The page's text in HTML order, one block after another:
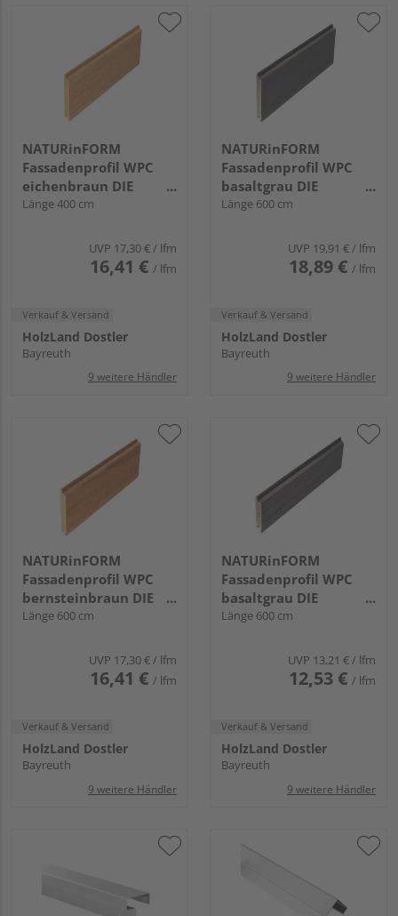
NATURinFORM
Fassadenprofil WPC
eichenbraun DIE
GESTALTENDE -
Länge 400 cm
UVP 17,30 €/ lfm
16,41 € / lfm
Verkauf & Versand
HolzLand Dostler
Bayreuth
9 weitere Händler
NATURinFORM
Fassadenprofil WPC
basaltgrau DIE
GESTALTENDE
Länge 600 cm
UVP 19,91 €/ lfm
18,89 € / lfm
Verkauf & Versand
HolzLand Dostler
Bayreuth
9 weitere Händler
NATURinFORM
Fassadenprofil WPC
bernsteinbraun DIE
GESTALTENDE -
Länge 600 cm
UVP 17,30 €/ lfm
16,41 € / lfm
Verkauf & Versand
HolzLand Dostler
Bayreuth
9 weitere Händler
NATURinFORM
Fassadenprofil WPC
basaltgrau DIE
GESTALTENDE
Länge 600 cm
UVP 13,21 €/ lfm
12,53 € / lfm
Verkauf & Versand
HolzLand Dostler
Bayreuth
9 weitere Händler